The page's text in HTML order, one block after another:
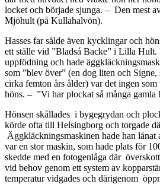
locket och började sjunga. – Den mest
Mjöhult (på Kullahalvön).
Hasses far sålde även kycklingar och
ett ställe vid ”Bladsá Backe” i Lilla Hult.
uppfödning och hade
som ”blev över” (en dog liten och
cirka femton års ålder) var det ingen
höns. – ”Vi har plockat så många gamla
Hönsen skållades i bygegrydan och
körde ofta till Helsingborg och torgade
Äggkläckningsmaskinen hade han
var en stor maskin, som hade plats för
skedde med en fotogenlåga där
vid behov genom ett system av
temperatur vidgades och därigenom